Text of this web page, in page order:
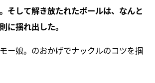
そして解き放たれたボールは、なんと
に揺れ出した。
ー娘。のおかげでナックルのコツを掴